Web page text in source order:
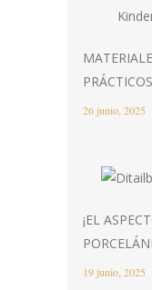
26 junio, 2025
¡EL
19 junio, 2025